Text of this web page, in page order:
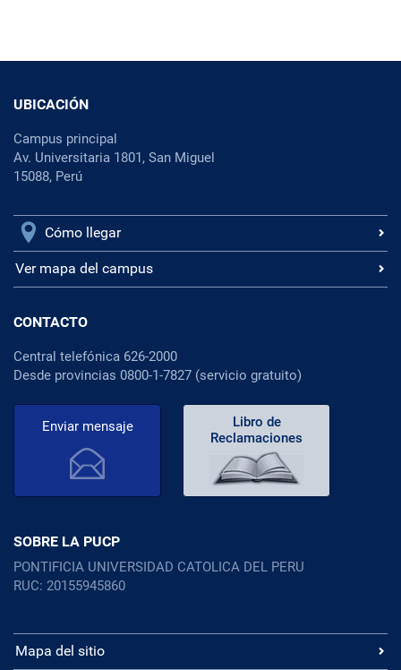
UBICACIÓN
Campus principal
Av. Universitaria 1801, San Miguel
15088, Perú
Cómo llegar
Ver mapa del campus
CONTACTO
Central telefónica 626-2000
Desde provincias 0800-1-7827 (servicio gratuito)
Enviar mensaje
Libro de
Reclamaciones
SOBRE LA PUCP
PONTIFICIA UNIVERSIDAD CATOLICA DEL PERU
RUC: 20155945860
Mapa del sitio